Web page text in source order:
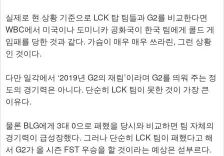
실제로 현 상황 기준으로 LCK 탑 팀들과 G2를 비교한다면
WBC에서 미국이나 도미니카 공화국이 한국 팀에게 콜드 게
임패를 당한 것과 같다. 가슴이 매우 매우 쓰라린, 그런 상황
인 것이다.
다만 일각에서 ‘2019년 G2의 재림’이라며 G2를 띄워 주는 정
도의 경기력은 아니다. 단순히 LCK 팀이 못한 것이 가장 큰
이유다.
물론 BLG에게 3대 0으로 패했을 당시와 비교하면 팀 자체의
경기력이 급성장했다. 그러나 단순히 LCK 팀이 패했다고 해
서 G2가 올 시즌 FST 우승을 할 것이라는 예상은 섣부르다.